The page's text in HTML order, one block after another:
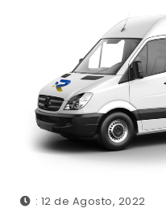
: 12 de Agosto, 2022